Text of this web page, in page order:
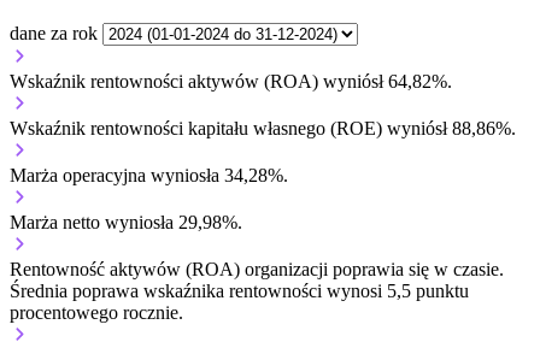
dane za rok
Wskaźnik rentowności aktywów (ROA) wyniósł 64,82%.
Wskaźnik rentowności kapitału własnego (ROE) wyniósł 88,86%.
Marża operacyjna wyniosła 34,28%.
Marża netto wyniosła 29,98%.
Rentowność aktywów (ROA) organizacji poprawia się w czasie.
Średnia poprawa wskaźnika rentowności wynosi 5,5 punktu
procentowego rocznie.